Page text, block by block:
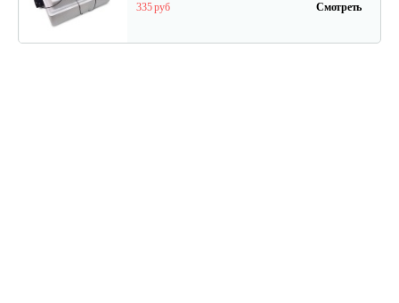
335 руб Смотреть